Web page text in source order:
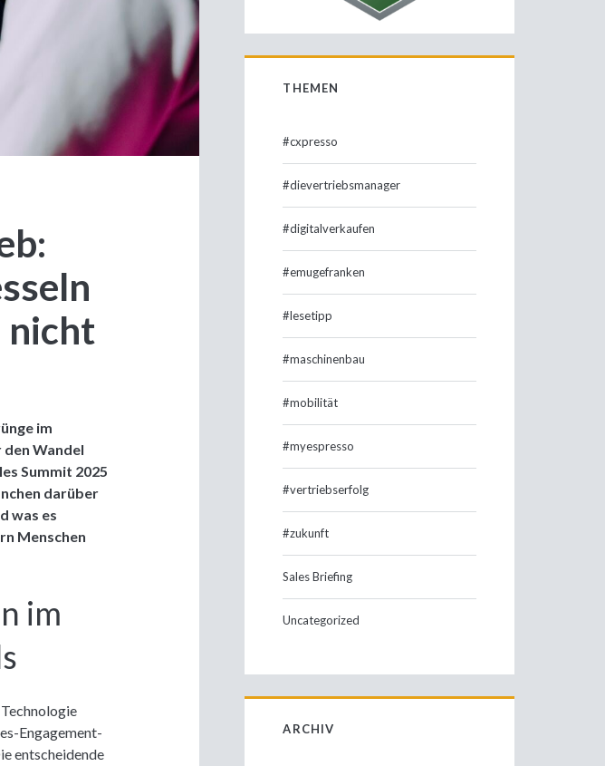
nicht
im
Wandel
Summit 2025
darüber
was es
Menschen
im
Engagement-
entscheidende
THEMEN
#cxpresso
#dievertriebsmanager
#digitalverkaufen
#emugefranken
#lesetipp
#maschinenbau
#mobilität
#myespresso
#vertriebserfolg
#zukunft
Sales Briefing
Uncategorized
ARCHIV